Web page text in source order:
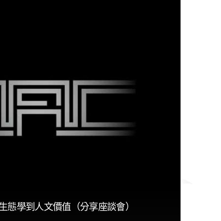
態學到人文價值（分享座談會）